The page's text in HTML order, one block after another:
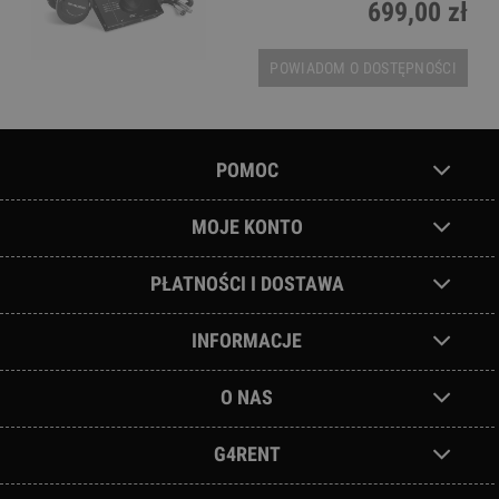
699,00 zł
POWIADOM O DOSTĘPNOŚCI
POMOC
MOJE KONTO
PŁATNOŚCI I DOSTAWA
INFORMACJE
O NAS
G4RENT